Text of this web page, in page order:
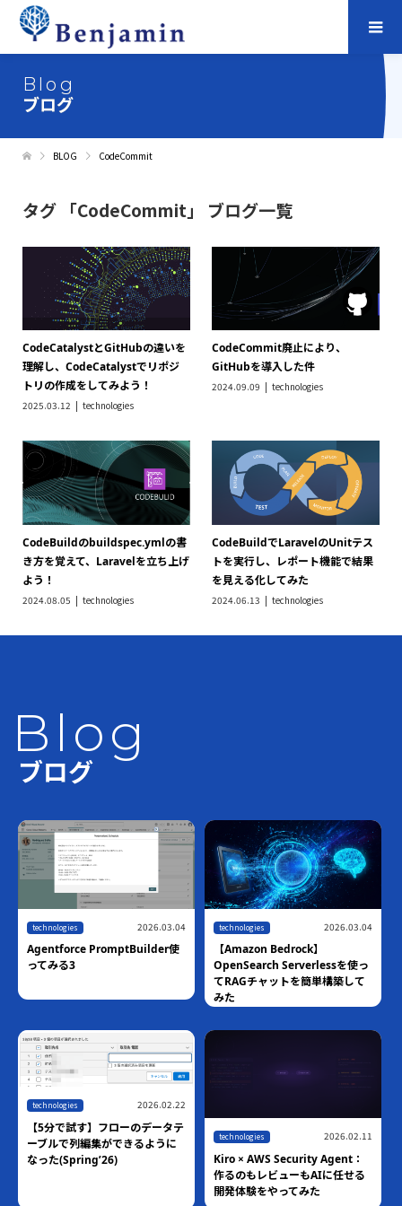
Blog
ブログ
BLOG CodeCommit
タグ 「CodeCommit」 ブログ一覧
CodeCatalystとGitHubの違いを
理解し、CodeCatalystでリポジ
トリの作成をしてみよう！
2025.03.12 technologies
CodeCommit廃止により、
GitHubを導入した件
2024.09.09 technologies
CodeBuildのbuildspec.ymlの書
き方を覚えて、Laravelを立ち上げ
よう！
2024.08.05 technologies
CodeBuildでLaravelのUnitテス
トを実行し、レポート機能で結果
を見える化してみた
2024.06.13 technologies
Blog
ブログ
technologies 2026.03.04
Agentforce PromptBuilder使
ってみる3
technologies 2026.03.04
【Amazon Bedrock】
OpenSearch Serverlessを使っ
てRAGチャットを簡単構築して
みた
technologies 2026.02.22
【5分で試す】フローのデータテ
ーブルで列編集ができるように
なった(Spring’26)
technologies 2026.02.11
Kiro × AWS Security Agent：
作るのもレビューもAIに任せる
開発体験をやってみた